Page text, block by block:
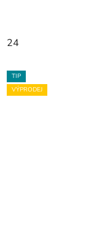
24
TIP
VÝPRODEJ